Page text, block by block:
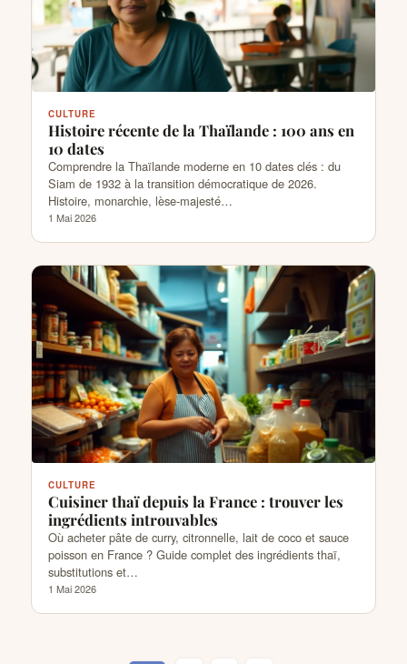
CULTURE
Histoire récente de la Thaïlande : 100 ans en
10 dates
Comprendre la Thaïlande moderne en 10 dates clés : du
Siam de 1932 à la transition démocratique de 2026.
Histoire, monarchie, lèse-majesté…
1 Mai 2026
CULTURE
Cuisiner thaï depuis la France : trouver les
ingrédients introuvables
Où acheter pâte de curry, citronnelle, lait de coco et sauce
poisson en France ? Guide complet des ingrédients thaï,
substitutions et…
1 Mai 2026